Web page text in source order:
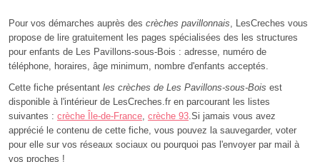
Pour vos démarches auprès des crèches pavillonnais, LesCreches vous
propose de lire gratuitement les pages spécialisées des les structures
pour enfants de Les Pavillons-sous-Bois : adresse, numéro de
téléphone, horaires, âge minimum, nombre d'enfants acceptés.
Cette fiche présentant les crèches de Les Pavillons-sous-Bois est
disponible à l'intérieur de LesCreches.fr en parcourant les listes
suivantes : crèche Île-de-France, crèche 93.Si jamais vous avez
apprécié le contenu de cette fiche, vous pouvez la sauvegarder, voter
pour elle sur vos réseaux sociaux ou pourquoi pas l'envoyer par mail à
vos proches !